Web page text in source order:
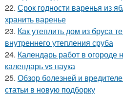
22. Срок годности варенья из
хранить варенье
23. Как утеплить дом из
внутреннего утепления сруба
24. Календарь работ в
календарь vs наука
25. Обзор болезней и
статьи в новую подборку